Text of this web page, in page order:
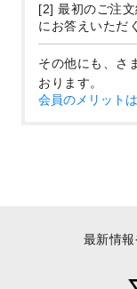
[2] 最初のご注
にお答えいただ
その他にも、さ
おります。
会員のメリット
最新情